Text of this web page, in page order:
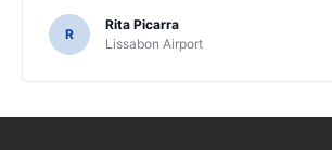
R
Rita Picarra
Lissabon Airport